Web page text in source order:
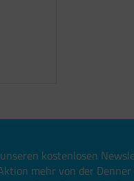
kostenlosen
mehr von der